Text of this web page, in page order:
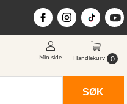
SØK
Min side Handlekurv 0